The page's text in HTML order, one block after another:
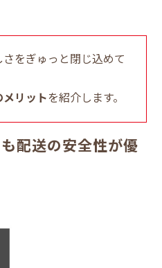
をぎゅっと閉じ込めて
リット を紹介します。
配送の安全性が優